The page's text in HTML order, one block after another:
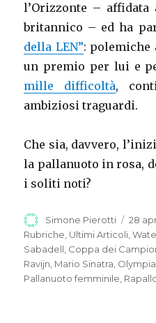
l’Orizzonte –
britannico – ed ha
della LEN”: polemiche
un premio per lui e
mille difficoltà,
ambiziosi traguardi.
Che sia, davvero,
la pallanuoto in rosa,
i soliti noti?
Autore
Simone Pierotti
il
28
Rubriche Ultimi Articoli ,
Sabadell Coppa dei
Ravijn Mario Sinatra
Pallanuoto femminile